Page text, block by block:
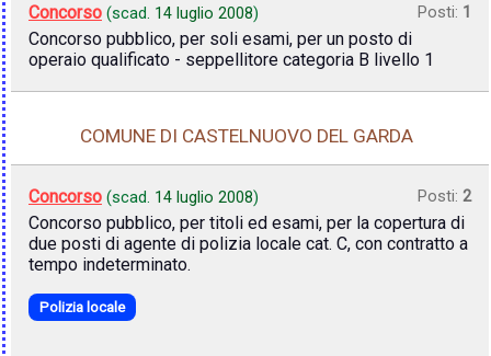
Concorso (scad. 14 luglio 2008) Posti: 1
Concorso pubblico, per soli esami, per un posto di
operaio qualificato - seppellitore categoria B livello 1
COMUNE DI CASTELNUOVO DEL GARDA
Concorso (scad. 14 luglio 2008) Posti: 2
Concorso pubblico, per titoli ed esami, per la copertura di
due posti di agente di polizia locale cat. C, con contratto a
tempo indeterminato.
Polizia locale